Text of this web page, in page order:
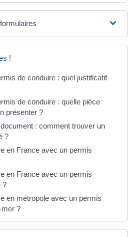
!
de conduire : quel justificatif
de conduire : quelle pièce
présenter ?
: comment trouver un
?
en France avec un permis
en France avec un permis
?
en métropole avec un permis
mer ?